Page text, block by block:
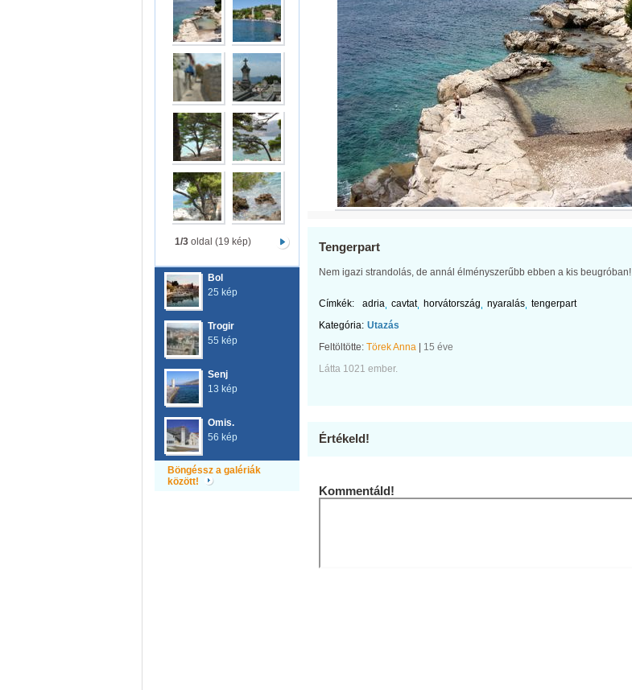
1/3oldal (19 kép)
Bol
25 kép
Trogir
55 kép
Senj
13 kép
Omis.
56 kép
Böngéssz a galériák
között!
Tengerpart
Nem igazi strandolás, de annál élményszerűbb ebben a kis beugróban!
Címkék: adria cavtat horvátország nyaralás tengerpart
Kategória: Utazás
Feltöltötte: Törek Anna
15 éve
Látta 1021 ember.
Értékeld!
Kommentáld!